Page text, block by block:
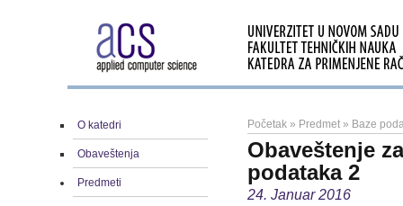
O katedri
Obaveštenja
Predmeti
Početak » Predmet » Baze
Obaveštenje
podataka 2
24. Januar 2016